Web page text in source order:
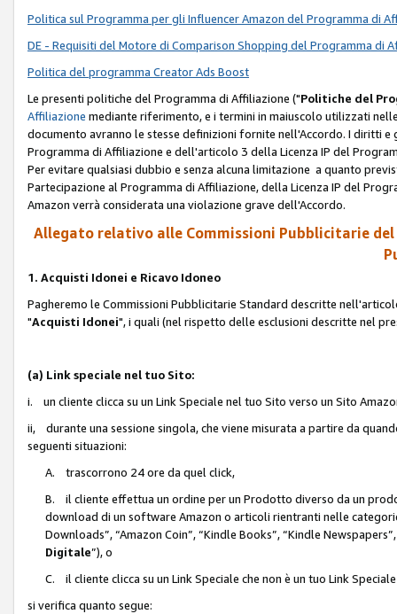
Politica sul Programma per gli Influencer Amazon del Programma di
DE - Requisiti del Motore di Comparison Shopping del Programma di
Politica del programma Creator Ads Boost
Le presenti politiche del Programma di Affiliazione ("Politiche del
Affiliazione mediante riferimento, e i termini in maiuscolo utilizzati
documento avranno le stesse definizioni fornite nell'Accordo. I diritti
Programma di Affiliazione e dell'articolo 3 della Licenza IP del
Per evitare qualsiasi dubbio e senza alcuna limitazione a quanto
Partecipazione al Programma di Affiliazione, della Licenza IP del
Amazon verrà considerata una violazione grave dell'Accordo.
Allegato relativo alle Commissioni Pubblicitarie
1. Acquisti Idonei e Ricavo Idoneo
Pagheremo le Commissioni Pubblicitarie Standard descritte
"Acquisti Idonei", i quali (nel rispetto delle esclusioni descritte nel
(a) Link speciale nel tuo Sito:
i. un cliente clicca su un Link Speciale nel tuo Sito verso un Sito
ii, durante una sessione singola, che viene misurata a partire da
seguenti situazioni:
A. trascorrono 24 ore da quel click,
B. il cliente effettua un ordine per un Prodotto diverso da un
download di un software Amazon o articoli rientranti nelle categorie
Downloads”, “Amazon Coin”, “Kindle Books”, “Kindle
Digitale”), o
C. il cliente clicca su un Link Speciale che non è un tuo Link
si verifica quanto segue: